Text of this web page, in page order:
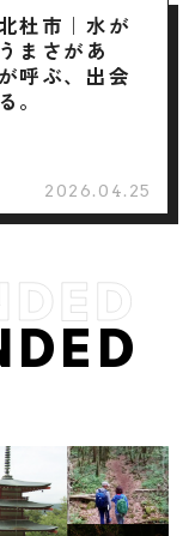
杜市｜水が
まさがあ
呼ぶ、出会
。
2026.04.25